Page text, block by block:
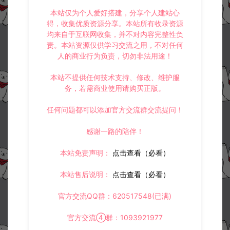
本站仅为个人爱好搭建，分享个人建站心
得，收集优质资源分享。本站所有收录资源
均来自于互联网收集，并不对内容完整性负
责。本站资源仅供学习交流之用，不对任何
人的商业行为负责，切勿非法用途！
本站不提供任何技术支持、修改、维护服
务，若需商业使用请购买正版。
任何问题都可以添加官方交流群交流提问！
感谢一路的陪伴！
本站免责声明： 点击查看（必看）
本站售后说明： 点击查看（必看）
官方交流QQ群：620517548(已满)
官方交流④群：1093921977